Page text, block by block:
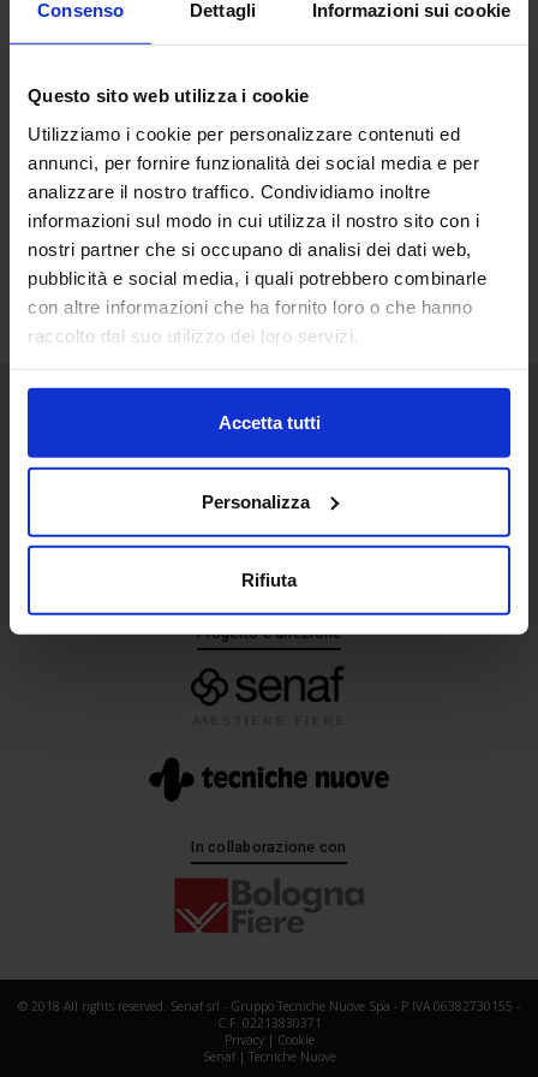
Consenso Dettagli Informazioni sui cookie
Questo sito web utilizza i cookie
Utilizziamo i cookie per personalizzare contenuti ed
annunci, per fornire funzionalità dei social media e per
analizzare il nostro traffico. Condividiamo inoltre
informazioni sul modo in cui utilizza il nostro sito con i
nostri partner che si occupano di analisi dei dati web,
pubblicità e social media, i quali potrebbero combinarle
con altre informazioni che ha fornito loro o che hanno
raccolto dal suo utilizzo dei loro servizi.
Accetta tutti
Personalizza
Rifiuta
696×391
+ 39 02.332039460
Progetto e direzione
In collaborazione con
© 2018 All rights reserved. Senaf srl - Gruppo Tecniche Nuove Spa - P.IVA 06382730155 -
C.F. 02213830371
Privacy| Cookie
Senaf| Tecniche Nuove